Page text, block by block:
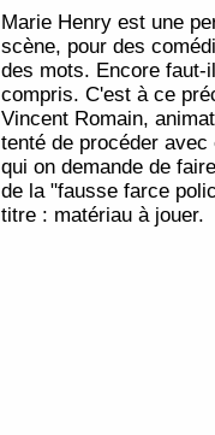
Marie Henry est une
scène, pour des
des mots. Encore faut-
compris. C'est à ce
Vincent Romain,
tenté de procéder
qui on demande de
de la "fausse farce
titre : matériau à jouer.